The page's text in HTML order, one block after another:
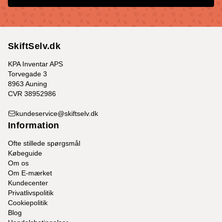
SkiftSelv.dk
KPA Inventar APS
Torvegade 3
8963 Auning
CVR 38952986
kundeservice@skiftselv.dk
Information
Ofte stillede spørgsmål
Købeguide
Om os
Om E-mærket
Kundecenter
Privatlivspolitik
Cookiepolitik
Blog